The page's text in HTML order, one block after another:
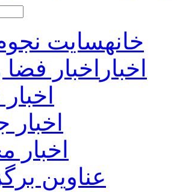
خانهسایت
اخبار اخبار
اخبار
اخبار
عناوین